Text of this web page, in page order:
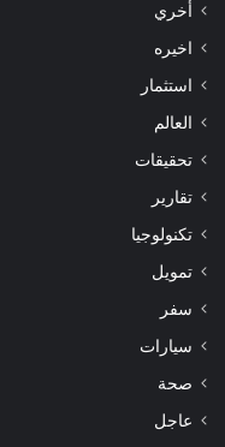
أخري
اخيره
استثمار
العالم
تحقيقات
تقارير
تكنولوجيا
تمويل
سفر
سيارات
صحة
عاجل